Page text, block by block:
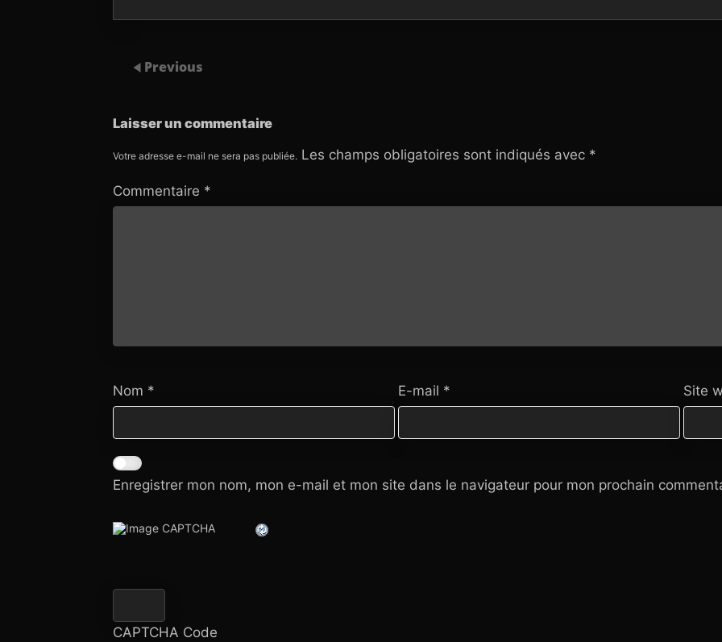
Previous
Laisser un commentaire
Votre adresse e-mail ne sera pas publiée. Les champs obligatoires sont indiqués avec *
Commentaire *
Nom * E-mail * Site
Enregistrer mon nom, mon e-mail et mon site dans le navigateur pour mon prochain
CAPTCHA Code